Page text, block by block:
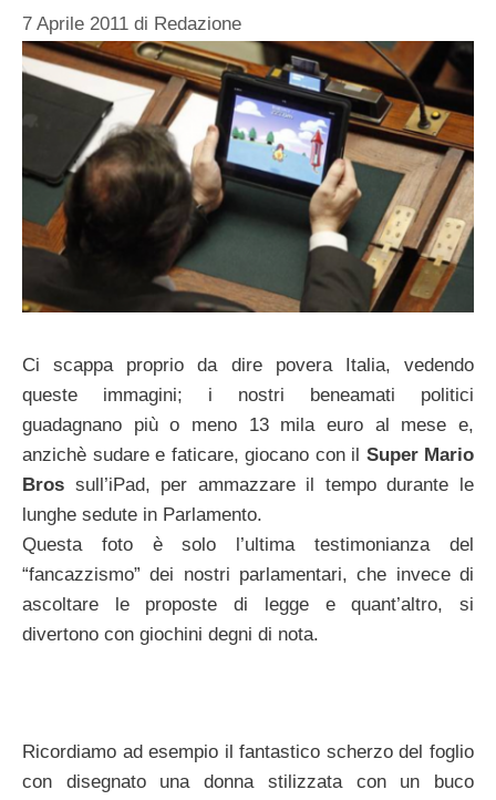
7 Aprile 2011 di Redazione
Ci scappa proprio da dire povera Italia, vedendo
queste immagini; i nostri beneamati politici
guadagnano più o meno 13 mila euro al mese e,
anzichè sudare e faticare, giocano con il Super Mario
Bros sull’iPad, per ammazzare il tempo durante le
lunghe sedute in Parlamento.
Questa foto è solo l’ultima testimonianza del
“fancazzismo” dei nostri parlamentari, che invece di
ascoltare le proposte di legge e quant’altro, si
divertono con giochini degni di nota.
Ricordiamo ad esempio il fantastico scherzo del foglio
con disegnato una donna stilizzata con un buco